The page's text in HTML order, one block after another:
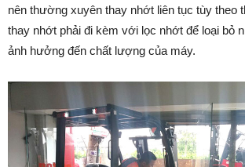
nên thường xuyên thay nhớt liên tục tùy theo
thay nhớt phải đi kèm với lọc nhớt để loại bỏ
ảnh hưởng đến chất lượng của máy.